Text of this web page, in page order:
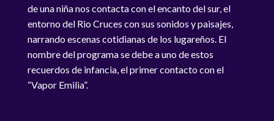
de una niña nos contacta con el encanto del sur, el
entorno del Rio Cruces con sus sonidos y paisajes,
narrando escenas cotidianas de los lugareños. El
nombre del programa se debe a uno de estos
recuerdos de infancia, el primer contacto con el
“Vapor Emilia”.